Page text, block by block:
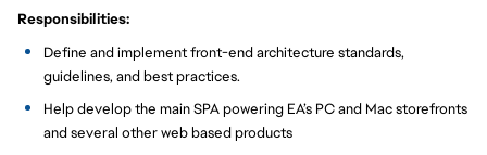
Responsibilities:
Define and implement front-end architecture standards,
guidelines, and best practices.
Help develop the main SPA powering EA’s PC and Mac storefronts
and several other web based products